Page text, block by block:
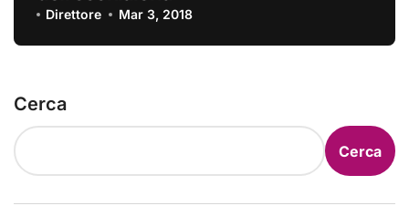
Direttore Mar 3, 2018
Cerca
Cerca